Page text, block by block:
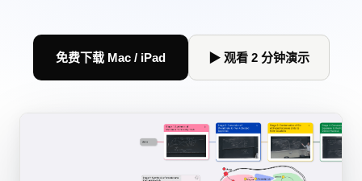
免费下载 Mac / iPad ▶ 观看 2 分钟演示